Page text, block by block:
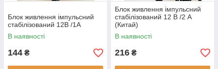
Блок живлення імпульсний
стабілізований 12В /1А
В наявності
144 ₴
Блок живлення імпульсний
стабілізований 12 В /2 A
(Китай)
В наявності
216 ₴